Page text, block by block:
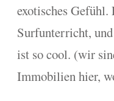
exotisches
Surfunterricht,
ist so cool. (wir
Immobilien hier,